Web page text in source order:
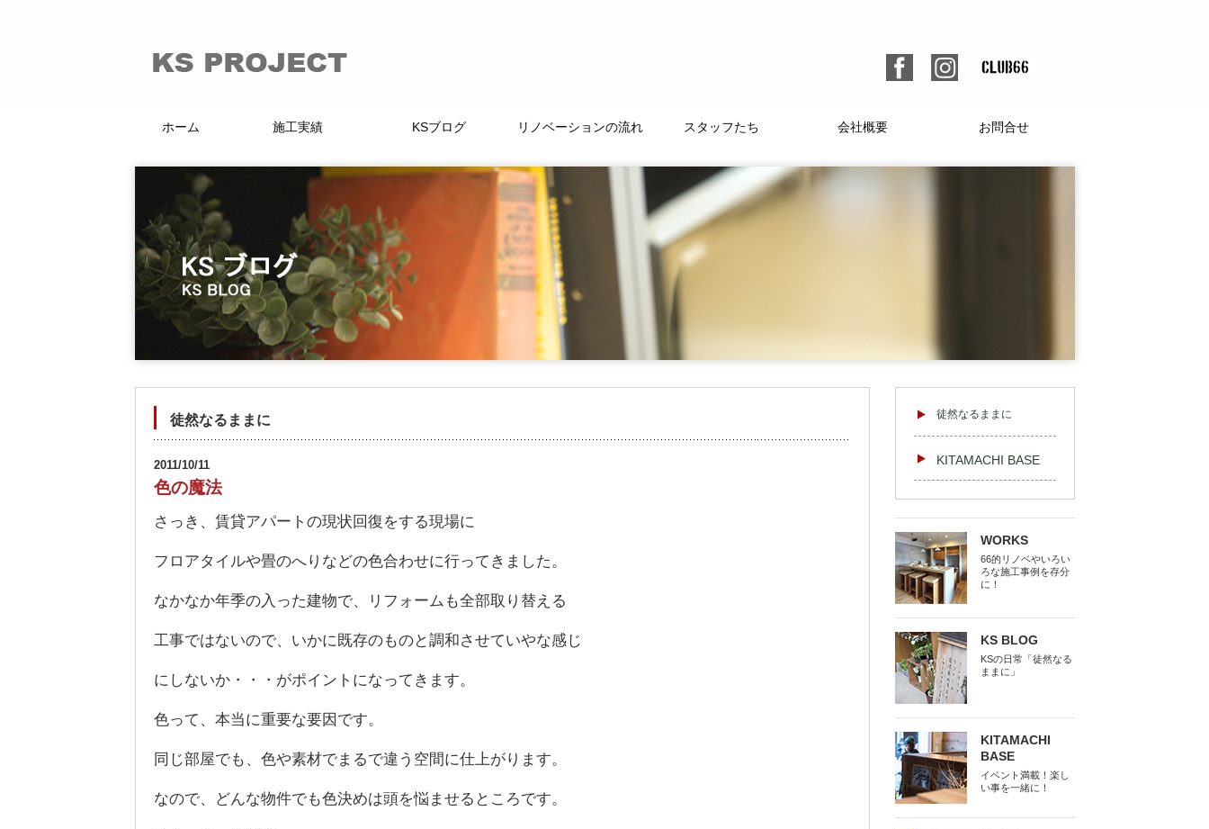
ホーム 施工実績 KSブログ リノベーションの流れ スタッフたち 会社概要 お問合せ
徒然なるままに
2011/10/11
色の魔法
さっき、賃貸アパートの現状回復をする現場に
フロアタイルや畳のへりなどの色合わせに行ってきました。
なかなか年季の入った建物で、リフォームも全部取り替える
工事ではないので、いかに既存のものと調和させていやな感じ
にしないか・・・がポイントになってきます。
色って、本当に重要な要因です。
同じ部屋でも、色や素材でまるで違う空間に仕上がります。
なので、どんな物件でも色決めは頭を悩ませるところです。
徒然なるままに
KITAMACHI BASE
WORKS
66的リノベやいろい
ろな施工事例を存分
に！
KS BLOG
KSの日常「徒然なる
ままに」
KITAMACHI
BASE
イベント満載！楽し
い事を一緒に！